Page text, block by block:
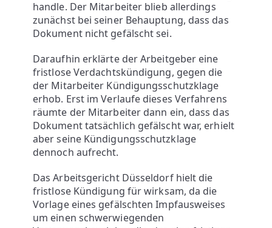
handle. Der Mitarbeiter blieb allerdings
zunächst bei seiner Behauptung, dass das
Dokument nicht gefälscht sei.
Daraufhin erklärte der Arbeitgeber eine
fristlose Verdachtskündigung, gegen die
der Mitarbeiter Kündigungsschutzklage
erhob. Erst im Verlaufe dieses Verfahrens
räumte der Mitarbeiter dann ein, dass das
Dokument tatsächlich gefälscht war, erhielt
aber seine Kündigungsschutzklage
dennoch aufrecht.
Das Arbeitsgericht Düsseldorf hielt die
fristlose Kündigung für wirksam, da die
Vorlage eines gefälschten Impfausweises
um einen schwerwiegenden